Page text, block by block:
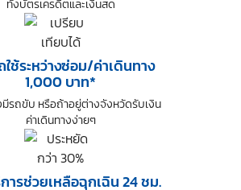
ทั้งบัตรเครดิตและเงินสด
ใช้ระหว่างซ่อม/ค่าเดินทาง
1,000 บาท*
รถขับ หรือถ้าอยู่ต่างจังหวัดรับเงิน
ค่าเดินทางง่ายๆ
ารช่วยเหลือฉุกเฉิน 24 ชม.